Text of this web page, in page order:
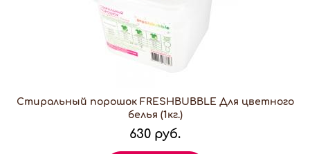
Стиральный порошок FRESHBUBBLE Для цветного
белья (1кг.)
630 руб.